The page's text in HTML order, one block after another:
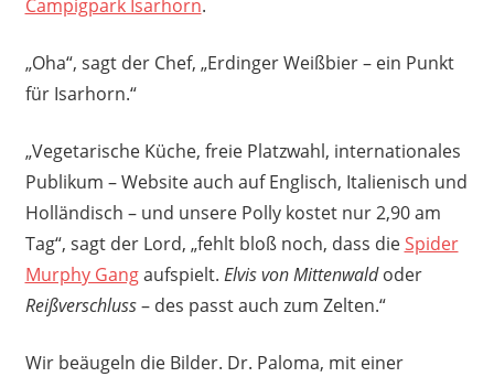
Campigpark Isarhorn.
„Oha“, sagt der Chef, „Erdinger Weißbier – ein Punkt
für Isarhorn.“
„Vegetarische Küche, freie Platzwahl, internationales
Publikum – Website auch auf Englisch, Italienisch und
Holländisch – und unsere Polly kostet nur 2,90 am
Tag“, sagt der Lord, „fehlt bloß noch, dass dieSpider
Murphy Gangaufspielt. Elvis von Mittenwaldoder
Reißverschluss– des passt auch zum Zelten.“
Wir beäugeln die Bilder. Dr. Paloma, mit einer